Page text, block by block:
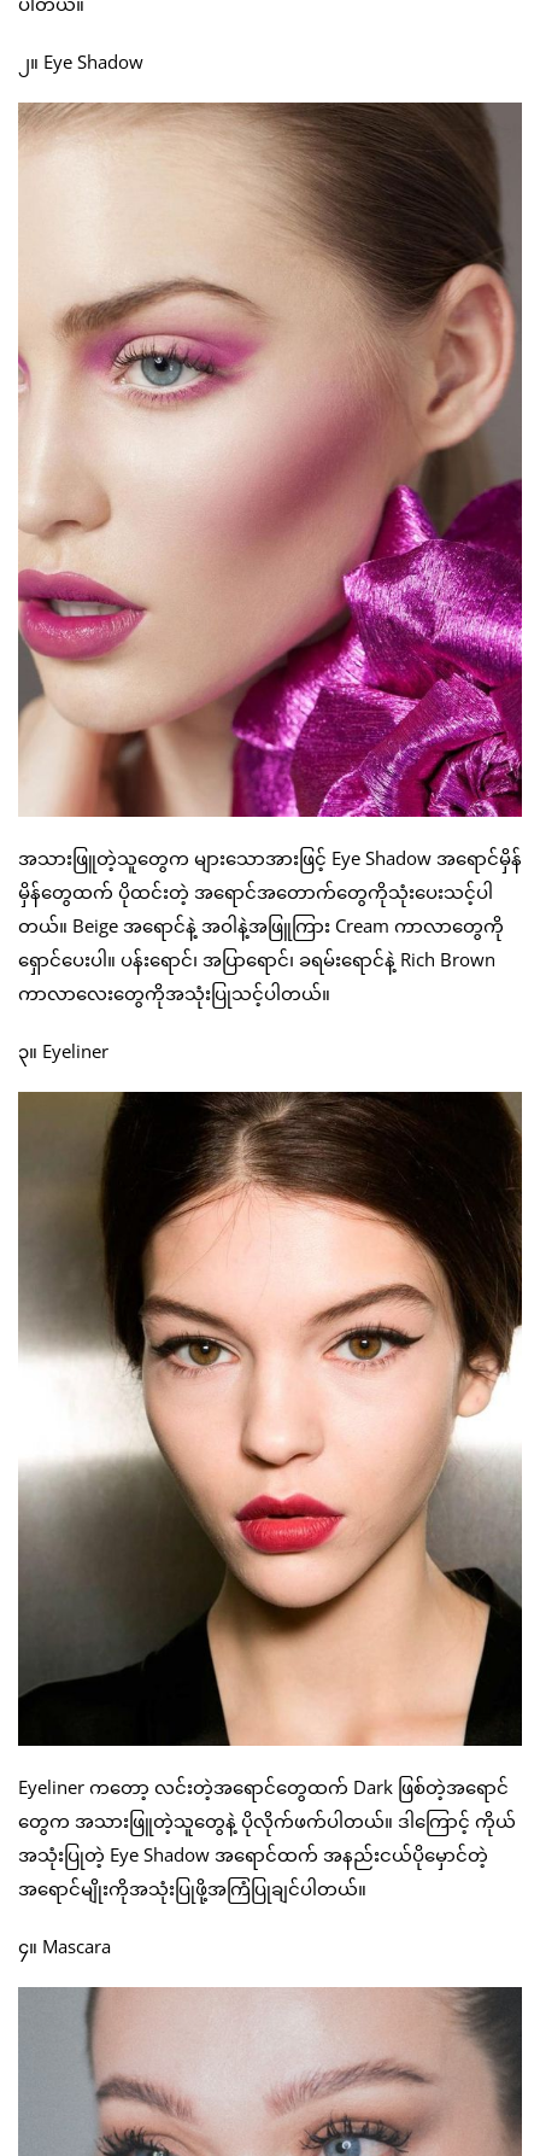
၂။ Eye Shadow
အသားဖြူတဲ့သူတွေက များသောအားဖြင့် Eye Shadow အရောင်မှိန်
မှိန်တွေထက် ပိုထင်းတဲ့ အရောင်အတောက်တွေကိုသုံးပေးသင့်ပါ
တယ်။ Beige အရောင်နဲ့ အဝါနဲ့အဖြူကြား Cream ကာလာတွေကို
ရှောင်ပေးပါ။ ပန်းရောင်၊ အပြာရောင်၊ ခရမ်းရောင်နဲ့ Rich Brown
ကာလာလေးတွေကိုအသုံးပြုသင့်ပါတယ်။
၃။ Eyeliner
Eyeliner ကတော့ လင်းတဲ့အရောင်တွေထက် Dark ဖြစ်တဲ့အရောင်
တွေက အသားဖြူတဲ့သူတွေနဲ့ ပိုလိုက်ဖက်ပါတယ်။ ဒါကြောင့် ကိုယ်
အသုံးပြုတဲ့ Eye Shadow အရောင်ထက် အနည်းငယ်ပိုမှောင်တဲ့
အရောင်မျိုးကိုအသုံးပြုဖို့အကြံပြုချင်ပါတယ်။
၄။ Mascara